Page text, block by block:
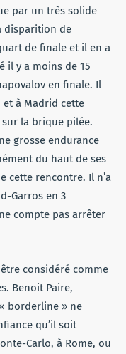
par un très solide
disparition de
de finale et il en a
il y a moins de 15
en finale. Il
à Madrid cette
la brique pilée.
grosse endurance
du haut de ses
cette rencontre. Il n’a
Garros en 3
compte pas arrêter
considéré comme
Benoit Paire,
borderline » ne
qu’il soit
Carlo, à Rome, ou